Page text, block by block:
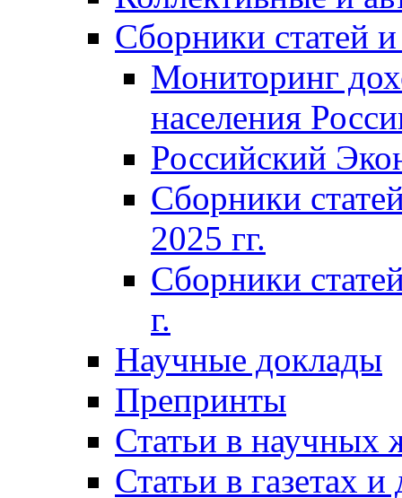
Сборники статей
Мониторинг
населения
Российский
Сборники
2025 гг.
Сборники
г.
Научные доклады
Препринты
Статьи в научных
Статьи в газетах